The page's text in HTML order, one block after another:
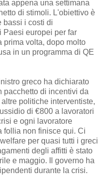
appena una settimana
di stimoli. L'obiettivo è
bassi i costi di
Paesi europei per far
prima volta, dopo molto
in un programma di QE
greco ha dichiarato
pacchetto di incentivi da
politiche interventiste,
di €800 a lavoratori
e ogni lavoratore
follia non finisce qui. Ci
per quasi tutti i greci
degli affitti è stato
e maggio. Il governo ha
durante la crisi.